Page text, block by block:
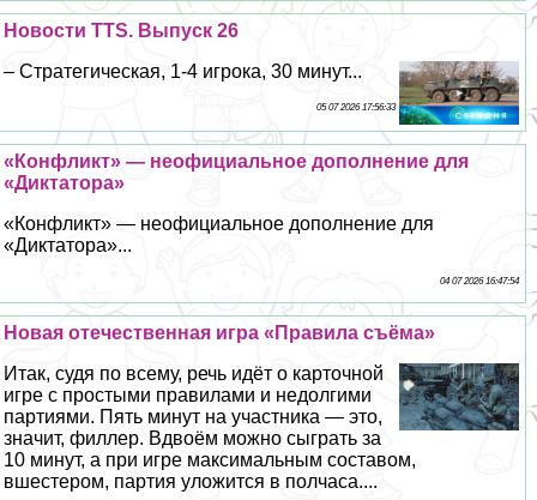
Новости TTS. Выпуск 26
– Стратегическая, 1-4 игрока, 30 минут...
05 07 2026 17:56:33
«Конфликт» — неофициальное дополнение для
«Диктатора»
«Конфликт» — неофициальное дополнение для
«Диктатора»...
04 07 2026 16:47:54
Новая отечественная игра «Правила съёма»
Итак, судя по всему, речь идёт о карточной
игре с простыми правилами и недолгими
партиями. Пять минут на участника — это,
значит, филлер. Вдвоём можно сыграть за
10 минут, а при игре максимальным составом,
вшестером, партия уложится в полчаса....